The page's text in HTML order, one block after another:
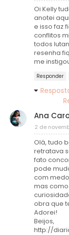
Oi Kelly
anotei
e isso faz
conflitos
todos
resenha
me
Responder
Ana
2 de
Olá, tudo
retratava
fato
pode
com
mas
obra que
Adorei!
Beijos,
http://